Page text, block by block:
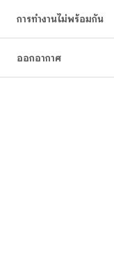
การทำงานไม่พร้อมกัน
ออกอากาศ